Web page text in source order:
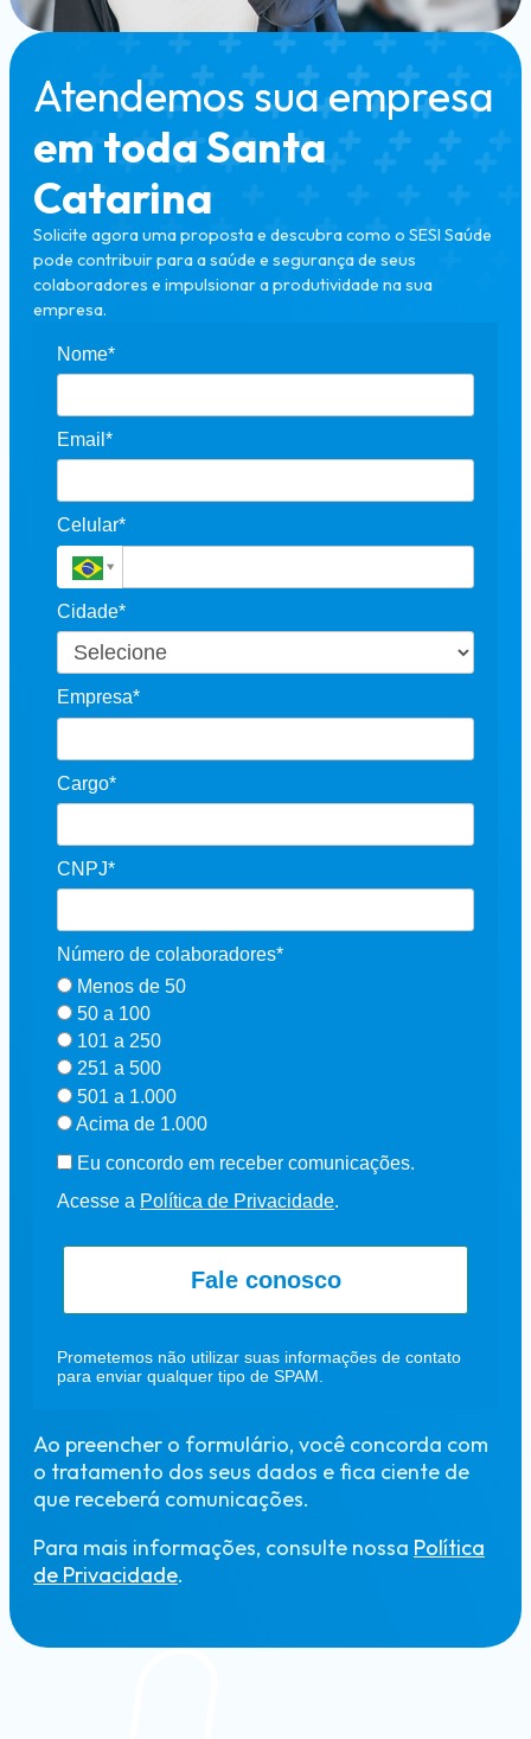
Atendemos sua empresa
em toda Santa
Catarina
Solicite agora uma proposta e descubra como o SESI Saúde
pode contribuir para a saúde e segurança de seus
colaboradores e impulsionar a produtividade na sua
empresa.
Nome*
Email*
Celular*
Cidade*
Empresa*
Cargo*
CNPJ*
Número de colaboradores*
Menos de 50
50 a 100
101 a 250
251 a 500
501 a 1.000
Acima de 1.000
Eu concordo em receber comunicações.
Acesse a Política de Privacidade.
Fale conosco
Prometemos não utilizar suas informações de contato
para enviar qualquer tipo de SPAM.
Ao preencher o formulário, você concorda com
o tratamento dos seus dados e fica ciente de
que receberá comunicações.
Para mais informações, consulte nossa Política
de Privacidade.